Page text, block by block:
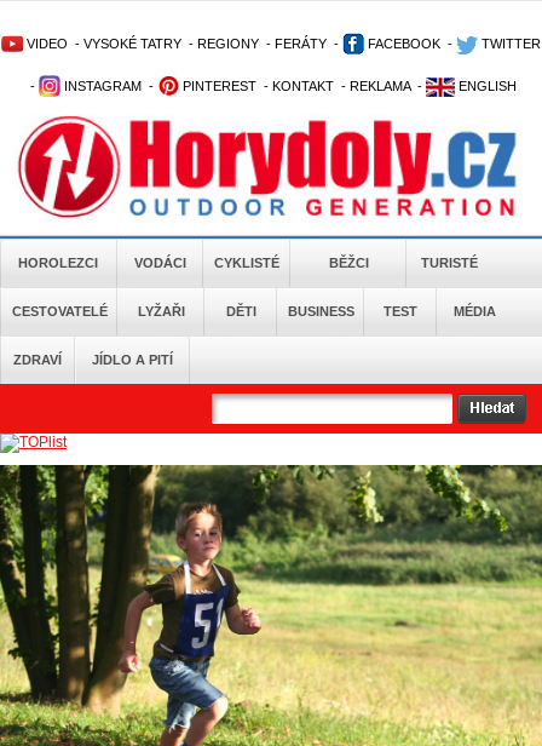
VIDEO - VYSOKÉ TATRY - REGIONY - FERÁTY - FACEBOOK - TWITTER
- INSTAGRAM - PINTEREST - KONTAKT - REKLAMA - ENGLISH
HOROLEZCI VODÁCI CYKLISTÉ BĚŽCI TURISTÉ
CESTOVATELÉ LYŽAŘI DĚTI BUSINESS TEST MÉDIA
ZDRAVÍ JÍDLO A PITÍ